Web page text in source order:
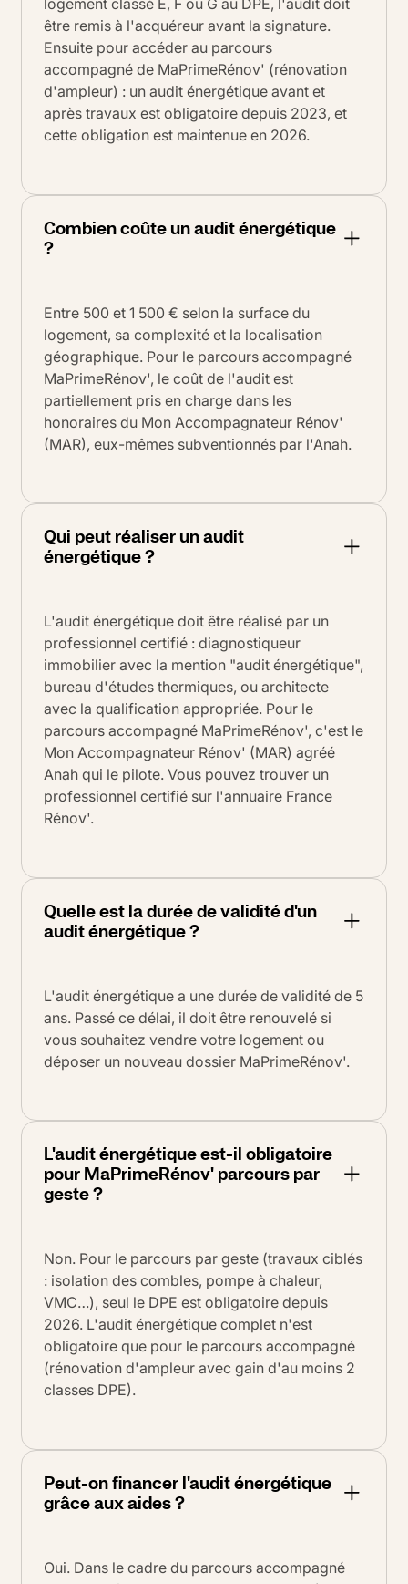
logement classé E, F ou G au DPE, l'audit doit
être remis à l'acquéreur avant la signature.
Ensuite pour accéder au parcours
accompagné de MaPrimeRénov' (rénovation
d'ampleur) : un audit énergétique avant et
après travaux est obligatoire depuis 2023, et
cette obligation est maintenue en 2026.
Combien coûte un audit énergétique
?
Entre 500 et 1 500 € selon la surface du
logement, sa complexité et la localisation
géographique. Pour le parcours accompagné
MaPrimeRénov', le coût de l'audit est
partiellement pris en charge dans les
honoraires du Mon Accompagnateur Rénov'
(MAR), eux-mêmes subventionnés par l'Anah.
Qui peut réaliser un audit
énergétique ?
L'audit énergétique doit être réalisé par un
professionnel certifié : diagnostiqueur
immobilier avec la mention "audit énergétique",
bureau d'études thermiques, ou architecte
avec la qualification appropriée. Pour le
parcours accompagné MaPrimeRénov', c'est le
Mon Accompagnateur Rénov' (MAR) agréé
Anah qui le pilote. Vous pouvez trouver un
professionnel certifié sur l'annuaire France
Rénov'.
Quelle est la durée de validité d'un
audit énergétique ?
L'audit énergétique a une durée de validité de 5
ans. Passé ce délai, il doit être renouvelé si
vous souhaitez vendre votre logement ou
déposer un nouveau dossier MaPrimeRénov'.
L'audit énergétique est-il obligatoire
pour MaPrimeRénov' parcours par
geste ?
Non. Pour le parcours par geste (travaux ciblés
: isolation des combles, pompe à chaleur,
VMC…), seul le DPE est obligatoire depuis
2026. L'audit énergétique complet n'est
obligatoire que pour le parcours accompagné
(rénovation d'ampleur avec gain d'au moins 2
classes DPE).
Peut-on financer l'audit énergétique
grâce aux aides ?
Oui. Dans le cadre du parcours accompagné